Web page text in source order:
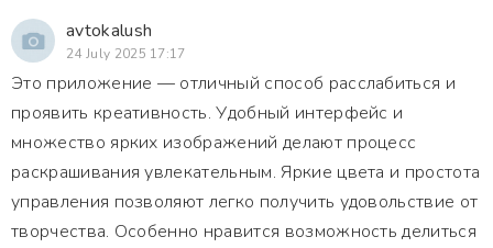
avtokalush
24 July 2025 17:17
Это приложение — отличный способ расслабиться и
проявить креативность. Удобный интерфейс и
множество ярких изображений делают процесс
раскрашивания увлекательным. Яркие цвета и простота
управления позволяют легко получить удовольствие от
творчества. Особенно нравится возможность делиться